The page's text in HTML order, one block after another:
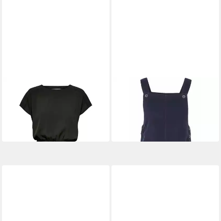
Sommerkleid ONLMariana
Myrina (1-tlg) Cut-Outs
27,90 €
TRESPASS
Minikleid
ab 34,99 €